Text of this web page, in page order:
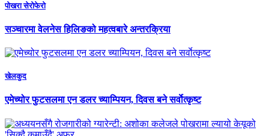
पाेखरा सेराेफेराे
सञ्चारमा वेलनेस हिलिङको महत्वबारे अन्तरक्रिया
खेलकुद
एमेच्योर फुटसलमा एन डलर च्याम्पियन, दिवस बने सर्वाेत्कृष्ट